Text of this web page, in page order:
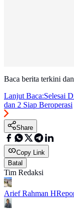
Baca berita terkini
Lanjut Baca:Selesai
dan 2 Siap Beroperasi
Share
Copy Link
Batal
Tim Redaksi
Arief Rahman H